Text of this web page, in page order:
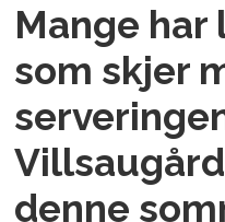
Mange har
som skjer
denne